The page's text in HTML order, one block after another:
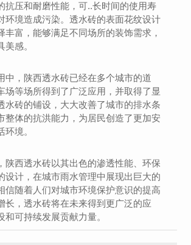
抗压和耐磨性能，可..长时间的使用寿
环境造成污染。透水砖的表面花纹设计
丰富，能够满足不同场所的装饰需求，
感。
中，陕西透水砖已经在多个城市的道
场等场所得到了广泛应用，并取得了显
水砖的铺设，大大改善了城市的排水条
整体的抗洪能力，为居民创造了更加安
境。
陕西透水砖以其出色的渗透性能、环保
设计，在城市雨水管理中展现出巨大的
信随着人们对城市环境保护意识的提高
长，透水砖将在未来得到更广泛的应
和可持续发展贡献力量。